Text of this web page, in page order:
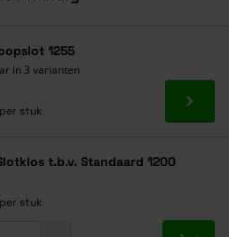
1255
in 3 varianten
per stuk Ga
t.b.v. Standaard 1200
per stuk